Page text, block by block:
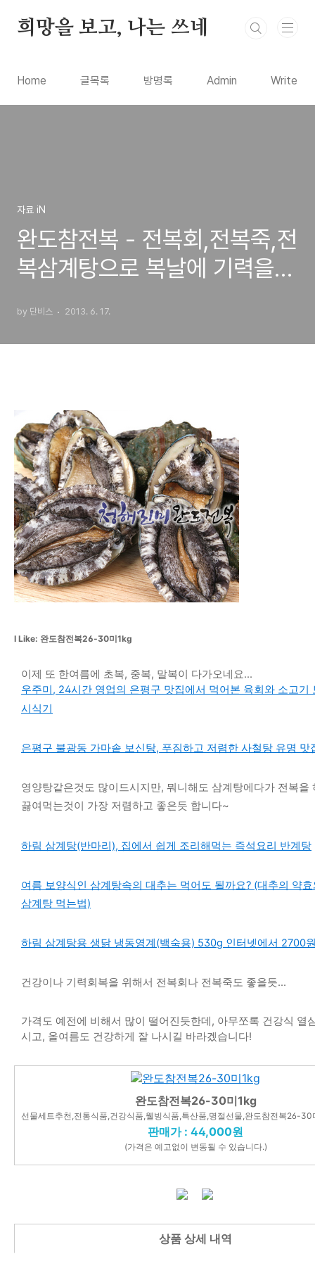
희망을 보고, 나는 쓰네
Home 글목록 방명록 Admin Write
자료 iN
완도참전복 - 전복회,전복죽,전
복삼계탕으로 복날에 기력을
by 단비스 2013. 6. 17.
I Like: 완도참전복26-30미1kg
이제 또 한여름에 초복, 중복, 말복이 다가오네요...
우주미, 24시간 영업의 은평구 맛집에서 먹어본 육회와 소고기
시식기
은평구 불광동 가마솥 보신탕, 푸짐하고 저렴한 사철탕 유명 맛
영양탕같은것도 많이드시지만, 뭐니해도 삼계탕에다가 전복을
끓여먹는것이 가장 저렴하고 좋은듯 합니다~
하림 삼계탕(반마리), 집에서 쉽게 조리해먹는 즉석요리 반계탕
여름 보양식인 삼계탕속의 대추는 먹어도 될까요? (대추의 약
삼계탕 먹는법)
하림 삼계탕용 생닭 냉동영계(백숙용) 530g 인터넷에서 2700
건강이나 기력회복을 위해서 전복회나 전복죽도 좋을듯...
가격도 예전에 비해서 많이 떨어진듯한데, 아무쪼록 건강식 열
시고, 올여름도 건강하게 잘 나시길 바라겠습니다!
완도참전복26-30미1kg
선물세트추천,전통식품,건강식품,웰빙식품,특산품,명절선물,완도참전복26-30
판매가 : 44,000원
(가격은 예고없이 변동될 수 있습니다.)
상품 상세 내역